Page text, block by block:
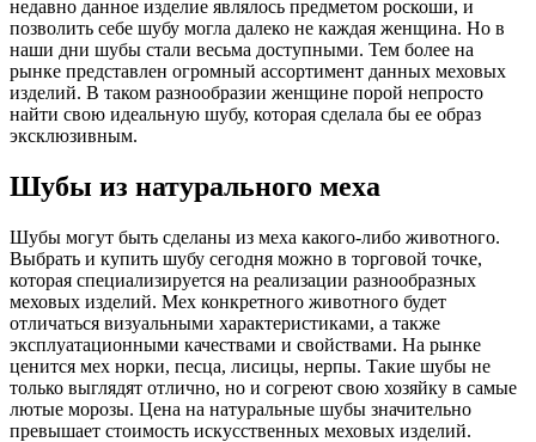
недавно данное изделие являлось предметом роскоши, и
позволить себе шубу могла далеко не каждая женщина. Но в
наши дни шубы стали весьма доступными. Тем более на
рынке представлен огромный ассортимент данных меховых
изделий. В таком разнообразии женщине порой непросто
найти свою идеальную шубу, которая сделала бы ее образ
эксклюзивным.
Шубы из натурального меха
Шубы могут быть сделаны из меха какого-либо животного.
Выбрать и купить шубу сегодня можно в торговой точке,
которая специализируется на реализации разнообразных
меховых изделий. Мех конкретного животного будет
отличаться визуальными характеристиками, а также
эксплуатационными качествами и свойствами. На рынке
ценится мех норки, песца, лисицы, нерпы. Такие шубы не
только выглядят отлично, но и согреют свою хозяйку в самые
лютые морозы. Цена на натуральные шубы значительно
превышает стоимость искусственных меховых изделий.